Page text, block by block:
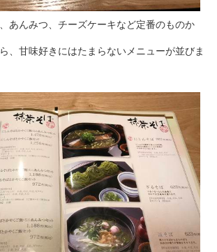
あんみつ、チーズケーキなど定番のものか
、甘味好きにはたまらないメニューが並びま